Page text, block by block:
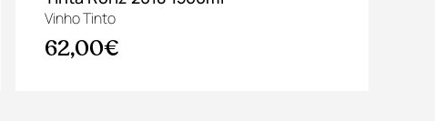
Vinho Tinto
62,00€